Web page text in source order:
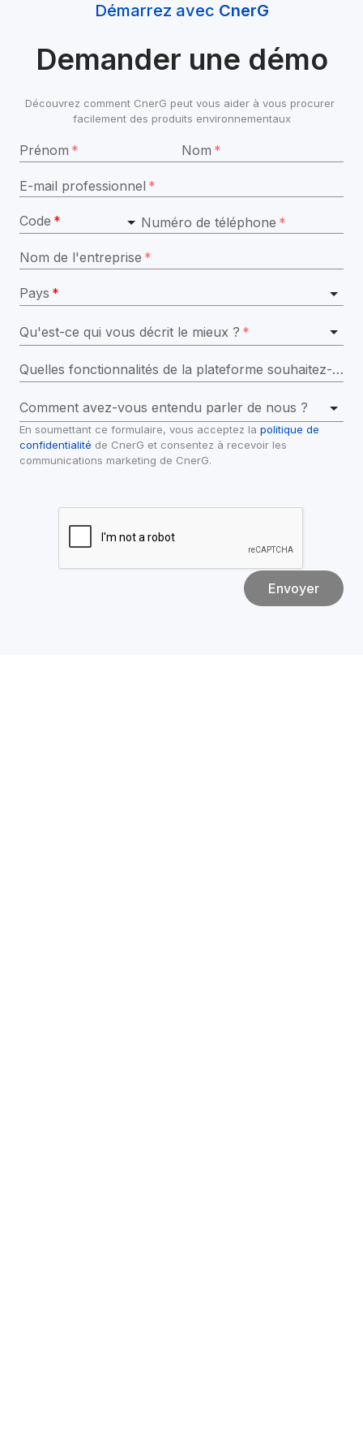
Démarrez avec CnerG
Demander une démo
Découvrez comment CnerG peut vous aider à vous procurer
facilement des produits environnementaux
Prénom * Nom *
E-mail professionnel *
Code * Numéro de téléphone *
Nom de l'entreprise *
Pays *
Qu'est-ce qui vous décrit le mieux ? *
Quelles fonctionnalités de la plateforme souhaitez-vous explorer dans la démo ?
Comment avez-vous entendu parler de nous ?
En soumettant ce formulaire, vous acceptez la politique de
confidentialité de CnerG et consentez à recevoir les
communications marketing de CnerG.
Envoyer